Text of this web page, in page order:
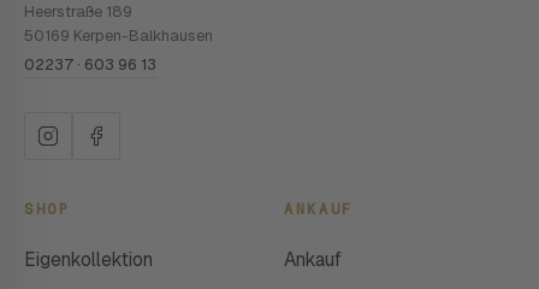
Heerstraße 189
50169 Kerpen-Balkhausen
02237 · 603 96 13
SHOP
Eigenkollektion
ANKAUF
Ankauf